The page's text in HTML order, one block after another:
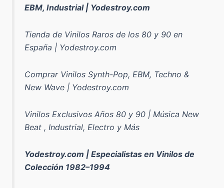
EBM, Industrial | Yodestroy.com
Tienda de Vinilos Raros de los 80 y 90 en
España | Yodestroy.com
Comprar Vinilos Synth-Pop, EBM, Techno &
New Wave | Yodestroy.com
Vinilos Exclusivos Años 80 y 90 | Música New
Beat , Industrial, Electro y Más
Yodestroy.com | Especialistas en Vinilos de
Colección 1982–1994